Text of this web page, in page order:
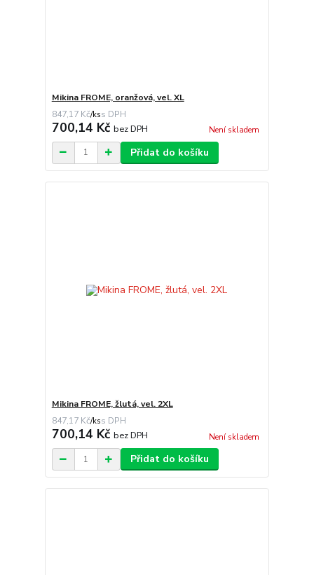
Mikina FROME, oranžová, vel. XL
847,17 Kč/ks
700,14 Kč bez DPH Není skladem
Přidat do košíku
Mikina FROME, žlutá, vel. 2XL
847,17 Kč/ks
700,14 Kč bez DPH Není skladem
Přidat do košíku